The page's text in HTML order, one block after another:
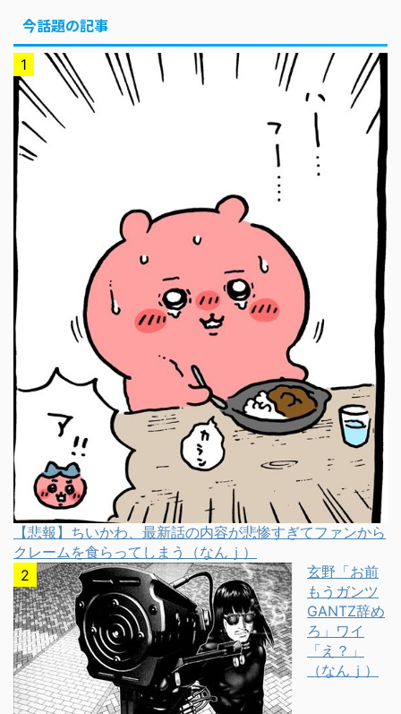
今話題の記事
【悲報】ちいかわ、最新話の内容が悲惨すぎてファンから
クレームを食らってしまう（なんｊ）
玄野「お前
もうガンツ
GANTZ辞め
ろ」ワイ
「え？」
（なんｊ）